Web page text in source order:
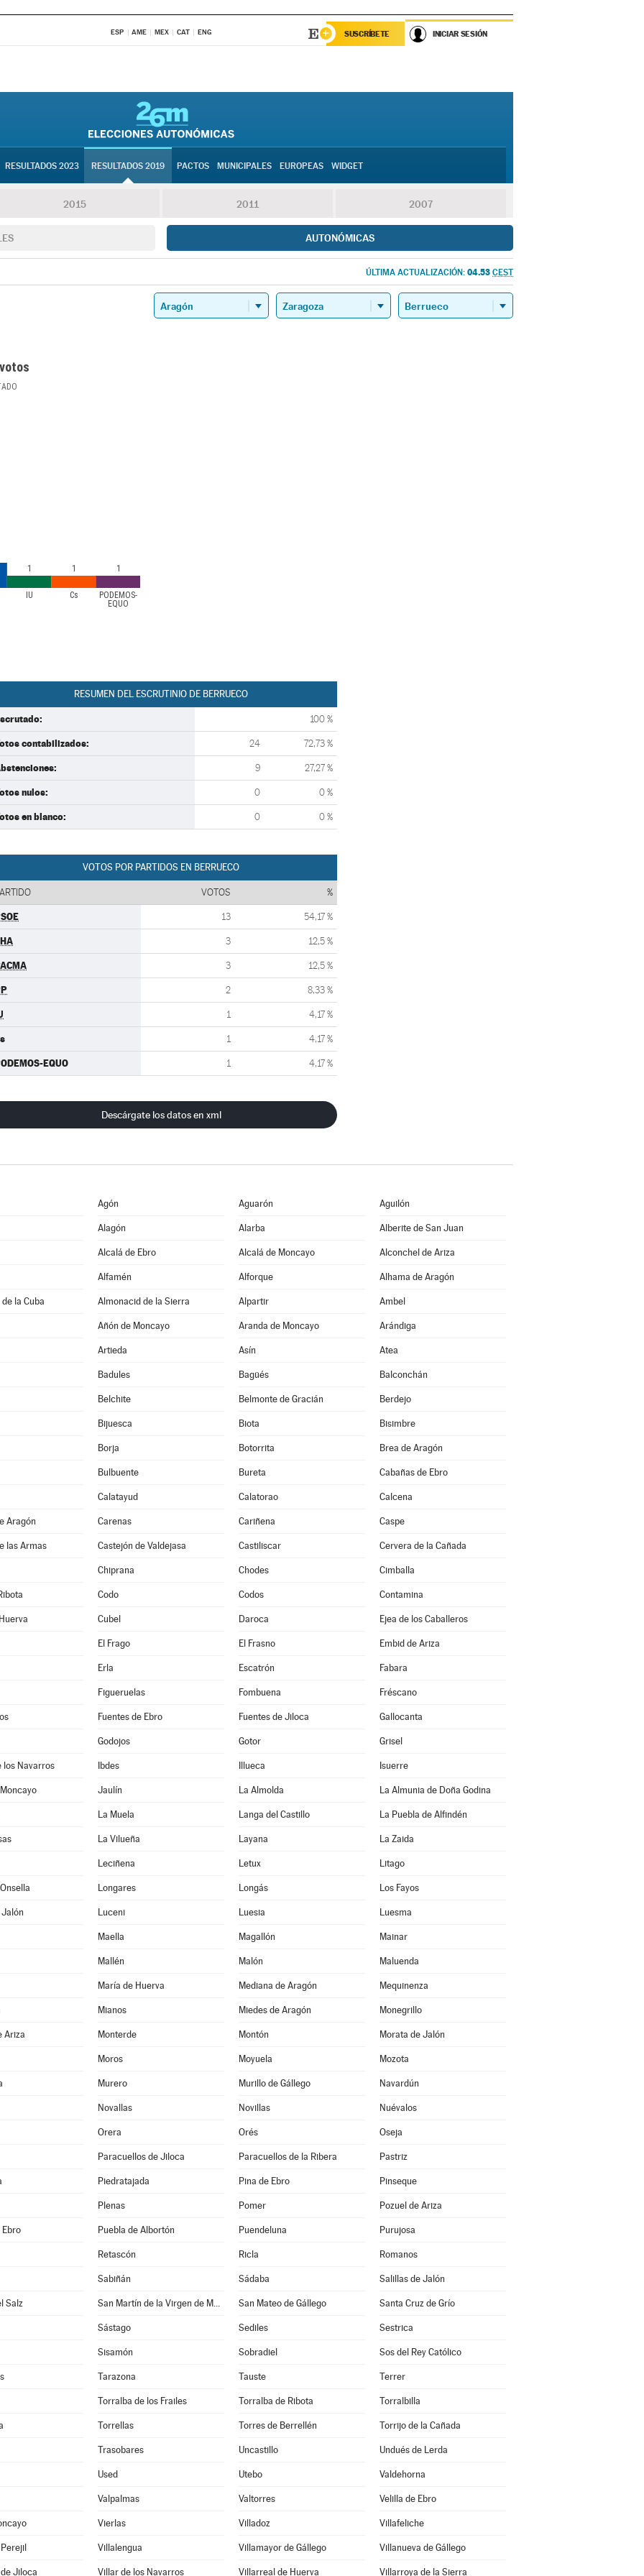
ESP AME MEX CAT ENG SUSCRÍBETE INICIAR SESIÓN
RESULTADOS 2023 RESULTADOS 2019 PACTOS MUNICIPALES EUROPEAS WIDGET
2015 2011 2007
AUTONÓMICAS
ÚLTIMA ACTUALIZACIÓN: 04.53 CEST
IU Cs
PODEMOS-
EQUO
1
1 1
RESUMEN DEL ESCRUTINIO DE BERRUECO
100 %
contabilizados: 24 72,73 %
9 27,27 %
nulos: 0 0 %
en blanco: 0 0 %
VOTOS POR PARTIDOS EN BERRUECO
VOTOS %
13 54,17 %
3 12,5 %
3 12,5 %
2 8,33 %
1 4,17 %
1 4,17 %
EQUO 1 4,17 %
Descárgate los datos en xml
Agón Aguarón Aguilón
Alagón Alarba Alberite de San Juan
Alcalá de Ebro Alcalá de Moncayo Alconchel de Ariza
Alfamén Alforque Alhama de Aragón
la Cuba Almonacid de la Sierra Alpartir Ambel
Añón de Moncayo Aranda de Moncayo Arándiga
Artieda Asín Atea
Badules Bagüés Balconchán
Belchite Belmonte de Gracián Berdejo
Bijuesca Biota Bisimbre
Borja Botorrita Brea de Aragón
Bulbuente Bureta Cabañas de Ebro
Calatayud Calatorao Calcena
Aragón Carenas Cariñena Caspe
las Armas Castejón de Valdejasa Castiliscar Cervera de la Cañada
Chiprana Chodes Cimballa
Codo Codos Contamina
Cubel Daroca Ejea de los Caballeros
El Frago El Frasno Embid de Ariza
Erla Escatrón Fabara
Figueruelas Fombuena Fréscano
Fuentes de Ebro Fuentes de Jiloca Gallocanta
Godojos Gotor Grisel
los Navarros Ibdes Illueca Isuerre
Jaulín La Almolda La Almunia de Doña Godina
La Muela Langa del Castillo La Puebla de Alfindén
La Vilueña Layana La Zaida
Leciñena Letux Litago
Longares Longás Los Fayos
Luceni Luesia Luesma
Maella Magallón Mainar
Mallén Malón Maluenda
María de Huerva Mediana de Aragón Mequinenza
Mianos Miedes de Aragón Monegrillo
Ariza Monterde Montón Morata de Jalón
Moros Moyuela Mozota
Murero Murillo de Gállego Navardún
Novallas Novillas Nuévalos
Orera Orés Oseja
Paracuellos de Jiloca Paracuellos de la Ribera Pastriz
Piedratajada Pina de Ebro Pinseque
Plenas Pomer Pozuel de Ariza
Ebro Puebla de Albortón Puendeluna Purujosa
Retascón Ricla Romanos
Sabiñán Sádaba Salillas de Jalón
Salz San Martín de la Virgen de Moncayo San Mateo de Gállego Santa Cruz de Grío
Sástago Sediles Sestrica
Sisamón Sobradiel Sos del Rey Católico
Tarazona Tauste Terrer
Torralba de los Frailes Torralba de Ribota Torralbilla
Torrellas Torres de Berrellén Torrijo de la Cañada
Trasobares Uncastillo Undués de Lerda
Used Utebo Valdehorna
Valpalmas Valtorres Velilla de Ebro
Vierlas Villadoz Villafeliche
Villalengua Villamayor de Gállego Villanueva de Gállego
Jiloca Villar de los Navarros Villarreal de Huerva Villarroya de la Sierra